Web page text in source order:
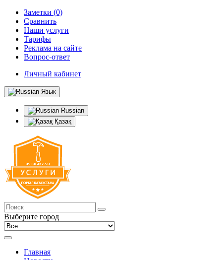
Заметки (0)
Сравнить
Наши услуги
Тарифы
Реклама на сайте
Вопрос-ответ
Личный кабинет
Язык
Russian
Қазақ
Выберите город
Главная